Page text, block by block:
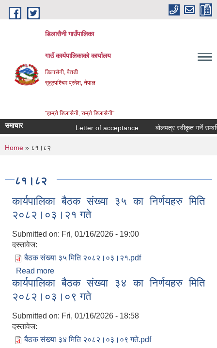
Skip to main content
डिलासैनी गाउँपालिका
गाउँ कार्यपालिकाको कार्यालय
डिलासैनी, बैतडी
सुदूरपश्चिम प्रदेश, नेपाल
"हाम्राे डिलासैनी, राम्राे डिलासैनी"
समाचार Letter of acceptance बोलपत्र स्वीकृत गर्ने
You are here
Home » ८१।८२
८१।८२
कार्यपालिका बैठक संख्या ३५ का निर्णयहरु मिति
२०८२।०३।२१ गते
Submitted on: Fri, 01/16/2026 - 19:00
दस्तावेज:
बैठक संख्या ३५ मिति २०८२।०३।२१.pdf
Read more
२०८२।०३।२१ गते
कार्यपालिका बैठक संख्या ३४ का निर्णयहरु मिति
२०८२।०३।०९ गते
Submitted on: Fri, 01/16/2026 - 18:58
दस्तावेज:
बैठक संख्या ३४ मिति २०८२।०३।०९ गते.pdf